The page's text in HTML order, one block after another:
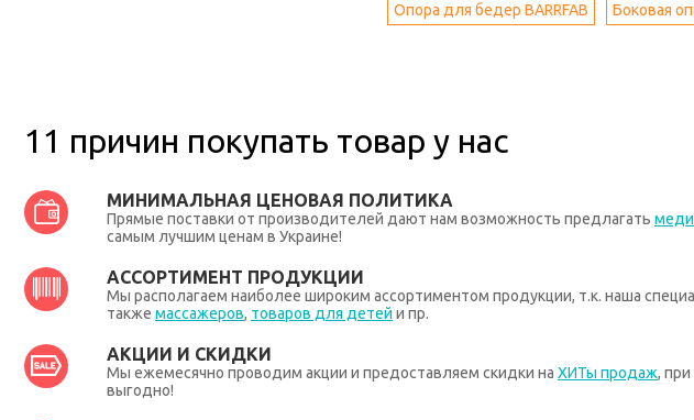
Опора для бедер BARRFAB Боковая
11 причин покупать товар у нас
МИНИМАЛЬНАЯ ЦЕНОВАЯ ПОЛИТИКА
Прямые поставки от производителей дают нам возможность предлагать
самым лучшим ценам в Украине!
АССОРТИМЕНТ ПРОДУКЦИИ
Мы располагаем наиболее широким ассортиментом продукции, т.к. наша
также массажеров, товаров для детей и пр.
АКЦИИ И СКИДКИ
Мы ежемесячно проводим акции и предоставляем скидки на ХИТы продаж,
выгодно!